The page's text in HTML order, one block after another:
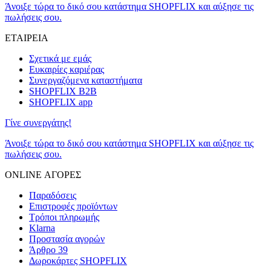
Άνοιξε τώρα το δικό σου κατάστημα SHOPFLIX και αύξησε τις
πωλήσεις σου.
ΕΤΑΙΡΕΙΑ
Σχετικά με εμάς
Ευκαιρίες καριέρας
Συνεργαζόμενα καταστήματα
SHOPFLIX B2B
SHOPFLIX app
Γίνε συνεργάτης!
Άνοιξε τώρα το δικό σου κατάστημα SHOPFLIX και αύξησε τις
πωλήσεις σου.
ONLINE ΑΓΟΡΕΣ
Παραδόσεις
Επιστροφές προϊόντων
Τρόποι πληρωμής
Klarna
Προστασία αγορών
Άρθρο 39
Δωροκάρτες SHOPFLIX